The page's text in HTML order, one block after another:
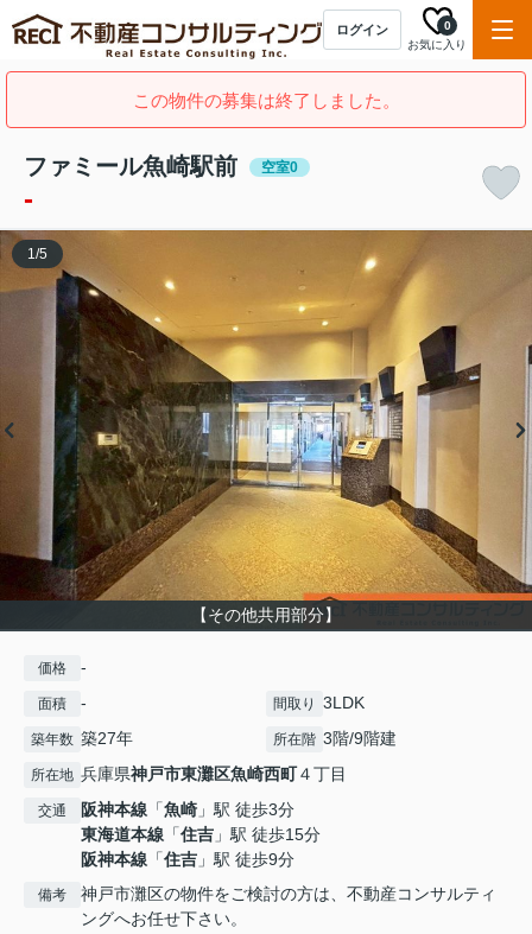
ログイン
お気に入り
0
この物件の募集は終了しました。
ファミール魚崎駅前 空室0
-
【その他共用部分】
1/5
価格 -
面積 - 間取り 3LDK
築年数 築27年 所在階 3階/9階建
所在地 兵庫県神戸市東灘区魚崎西町４丁目
交通 阪神本線 「魚崎 」駅 徒歩3分
東海道本線 「住吉 」駅 徒歩15分
阪神本線 「住吉 」駅 徒歩9分
備考
神戸市灘区の物件をご検討の方は、不動産コンサルティ
ングへお任せ下さい。